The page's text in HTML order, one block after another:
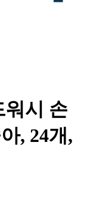
워시 손
, 24개,